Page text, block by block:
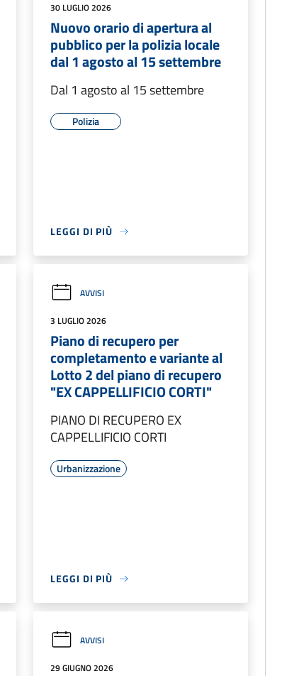
30 LUGLIO 2026
Nuovo orario di apertura al
pubblico per la polizia locale
dal 1 agosto al 15 settembre
Dal 1 agosto al 15 settembre
Polizia
LEGGI DI PIÙ
AVVISI
3 LUGLIO 2026
Piano di recupero per
completamento e variante al
Lotto 2 del piano di recupero
"EX CAPPELLIFICIO CORTI"
PIANO DI RECUPERO EX
CAPPELLIFICIO CORTI
Urbanizzazione
LEGGI DI PIÙ
AVVISI
29 GIUGNO 2026